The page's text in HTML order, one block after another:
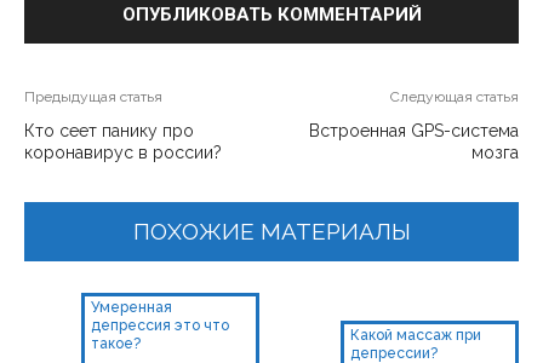
Предыдущая статья
Кто сеет панику про
коронавирус в россии?
Следующая статья
Встроенная GPS-система
мозга
ПОХОЖИЕ МАТЕРИАЛЫ
Умеренная
депрессия это что
такое?
Какой массаж при
депрессии?